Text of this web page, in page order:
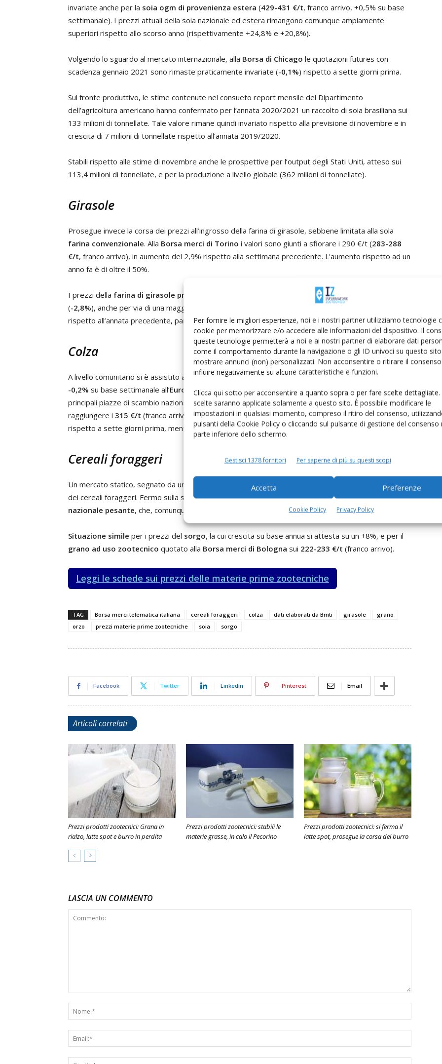
Per fornire le migliori esperienze, noi e i nostri partner utilizziamo tecnologie
cookie per memorizzare e/o accedere alle informazioni del dispositivo. Il
queste tecnologie permetterà a noi e ai nostri partner di elaborare dati
come il comportamento durante la navigazione o gli ID univoci su questo
mostrare annunci (non) personalizzati. Non acconsentire o ritirare il
influire negativamente su alcune caratteristiche e funzioni.
Clicca qui sotto per acconsentire a quanto sopra o per fare scelte dettagliate.
scelte saranno applicate solamente a questo sito. È possibile modificare le
impostazioni in qualsiasi momento, compreso il ritiro del consenso,
pulsanti della Cookie Policy o cliccando sul pulsante di gestione del consenso
parte inferiore dello schermo.
Gestisci 1378 fornitori Per saperne di più su questi scopi
Accetta Preferenze
Cookie Policy Privacy Policy
invariate anche per la soia ogm di provenienza estera (429-431 €/t, franco arrivo, +0,5% su base
settimanale). I prezzi attuali della soia nazionale ed estera rimangono comunque ampiamente
superiori rispetto allo scorso anno (rispettivamente +24,8% e +20,8%).
Volgendo lo sguardo al mercato internazionale, alla Borsa di Chicago le quotazioni futures con
scadenza gennaio 2021 sono rimaste praticamente invariate (-0,1%) rispetto a sette giorni prima.
Sul fronte produttivo, le stime contenute nel consueto report mensile del Dipartimento
dell’agricoltura americano hanno confermato per l’annata 2020/2021 un raccolto di soia brasiliana sui
133 milioni di tonnellate. Tale valore rimane quindi invariato rispetto alla previsione di novembre e in
crescita di 7 milioni di tonnellate rispetto all’annata 2019/2020.
Stabili rispetto alle stime di novembre anche le prospettive per l’output degli Stati Uniti, atteso sui
113,4 milioni di tonnellate, e per la produzione a livello globale (362 milioni di tonnellate).
Girasole
Prosegue invece la corsa dei prezzi all’ingrosso della farina di girasole, sebbene limitata alla sola
farina convenzionale. Alla Borsa merci di Torino i valori sono giunti a sfiorare i 290 €/t (283-288
€/t, franco arrivo), in aumento del 2,9% rispetto alla settimana precedente. L'aumento rispetto ad un
anno fa è di oltre il 50%.
I prezzi della farina di girasole proteico
hanno segnato invece un ulteriore ribasso settimanale
(-2,8%), anche per via di una maggiore disponibilità sul mercato. Resta ampia però la crescita
rispetto all’annata precedente, pari ad un +36,4%.
Colza
A livello comunitario si è assistito ad un rallentamento delle quotazioni deisemi di colzacon un
-0,2% su base settimanale all’Euronext di Parigie quotazioni futuressui408,50 €/t. Tuttavia, sulle
principali piazze di scambio nazionali i prezzi all’ingrosso dellafarina di colzasi sono spinti fino a
raggiungere i 315 €/t (franco arrivo) allaBorsa merci di Bologna. Il guadagno è stato dell’1,6%
rispetto a sette giorni prima, mentre l'incremento su base annua si è portato ad un +32,2%.
Cereali foraggeri
Un mercato statico, segnato da una domanda limitata, ha impresso una sostanziale stabilità ai prezzi
dei cereali foraggeri. Fermo sulla soglia dei190 €/t(franco arrivo,Borsa merci di Bologna) l’orzo
nazionale pesante, che, comunque, si mantiene più alto di quasi il 10% rispetto alla scorsa annata.
Situazione simile per i prezzi del sorgo, la cui crescita su base annua si attesta su un +8%, e per il
grano ad uso zootecnico quotato alla Borsa merci di Bologna sui 222-233 €/t (franco arrivo).
Leggi le schede sui prezzi delle materie prime zootecniche
TAG Borsa merci telematica italiana cereali foraggeri colza dati elaborati da Bmti girasole
grano
orzo
prezzi materie prime zootecniche soia sorgo
Facebook Twitter Linkedin Pinterest Email
Articoli correlati
Prezzi prodotti zootecnici: Grana in
rialzo, latte spot e burro in perdita
Prezzi prodotti zootecnici: stabili le
materie grasse, in calo il Pecorino
Prezzi prodotti zootecnici: si ferma il
latte spot, prosegue la corsa del burro
LASCIA UN COMMENTO